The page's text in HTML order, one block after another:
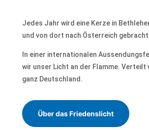
Jedes Jahr wird eine Kerze in
und von dort nach Österreich
In einer internationalen
wir unser Licht an der Flamme. Verteilt
ganz Deutschland.
Über das Friedenslicht